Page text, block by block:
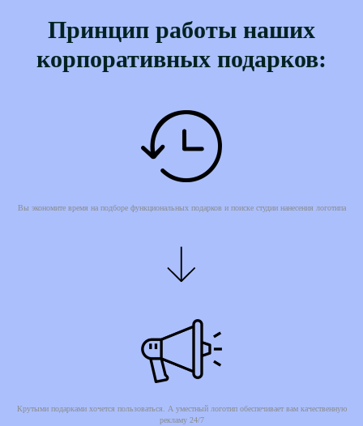
Принцип работы наших
корпоративных подарков:
Вы экономите время на подборе функциональных подарков и поиске студии нанесения логотипа
Крутыми подарками хочется пользоваться. А уместный логотип обеспечивает вам качественную
рекламу 24/7